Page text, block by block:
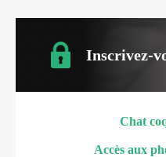
Inscrivez-
Chat
Accès aux